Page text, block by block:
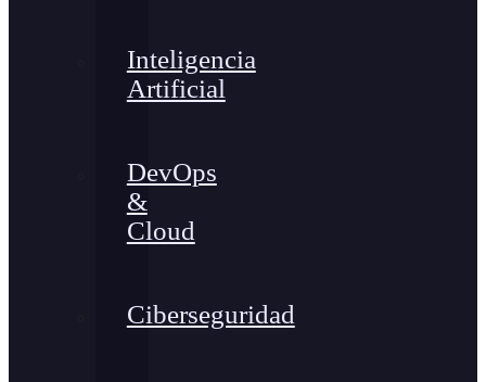
Inteligencia
Artificial
DevOps
&
Cloud
Ciberseguridad